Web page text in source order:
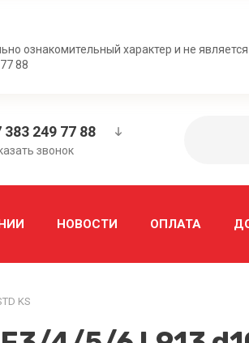
ознакомительный характер и не
88
383 249 77 88
звонок
НОВОСТИ ОПЛАТА
KS